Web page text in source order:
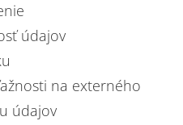
údajov
na externého
údajov